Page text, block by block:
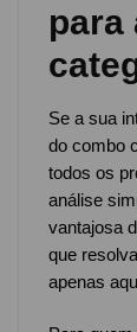
para
Se a sua
do combo
todos os
análise
vantajosa
que
apenas